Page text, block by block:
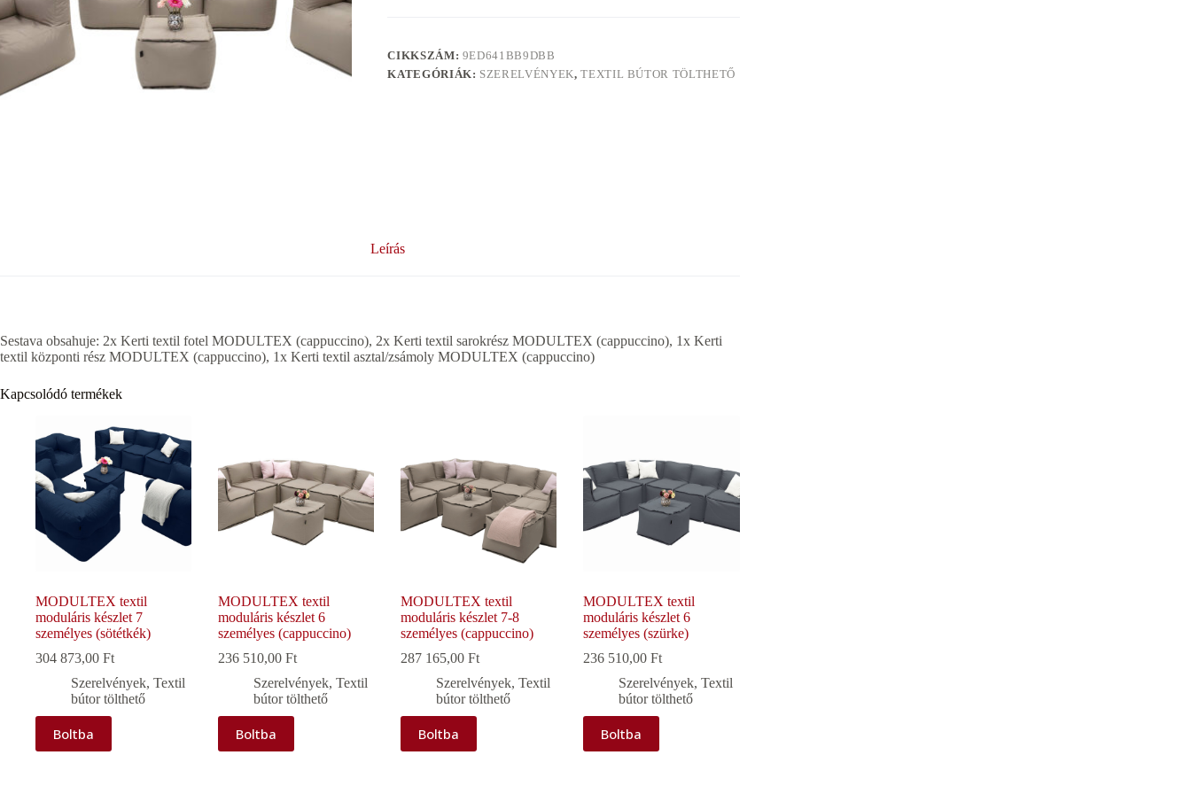
CIKKSZÁM: 9ED641BB9DBB
KATEGÓRIÁK: SZERELVÉNYEK,TEXTIL BÚTOR TÖLTHETŐ
Leírás
Sestava obsahuje: 2x Kerti textil fotel MODULTEX (cappuccino), 2x Kerti textil sarokrész MODULTEX (cappuccino), 1x Kerti
textil központi rész MODULTEX (cappuccino), 1x Kerti textil asztal/zsámoly MODULTEX (cappuccino)
Kapcsolódó termékek
MODULTEX textil
moduláris készlet 7
személyes (sötétkék)
304 873,00 Ft
Szerelvények, Textil
bútor tölthető
Boltba
MODULTEX textil
moduláris készlet 6
személyes (cappuccino)
236 510,00Ft
Szerelvények,Textil
bútor tölthető
Boltba
MODULTEX textil
moduláris készlet 7-8
személyes (cappuccino)
287 165,00Ft
Szerelvények,Textil
bútor tölthető
Boltba
MODULTEX textil
moduláris készlet 6
személyes (szürke)
236 510,00Ft
Szerelvények,Textil
bútor tölthető
Boltba